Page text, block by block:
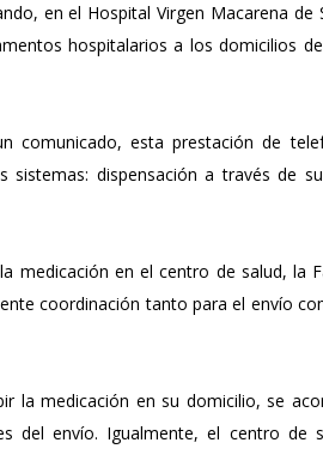
en el Hospital Virgen Macarena
hospitalarios a los domicilios
comunicado, esta prestación de
sistemas: dispensación a través de
medicación en el centro de salud, la
coordinación tanto para el envío
la medicación en su domicilio, se
del envío. Igualmente, el centro